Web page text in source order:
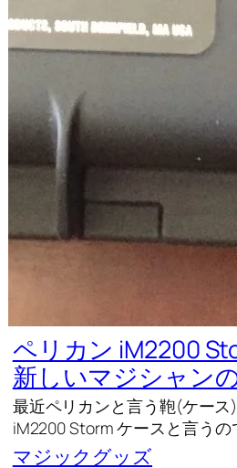
ペリカン iM2200
新しいマジシャン
最近ペリカンと言う鞄(ケー
iM2200 Storm ケースと言う
マジックグッズ